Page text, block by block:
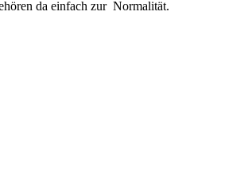
da einfach zur Normalität.